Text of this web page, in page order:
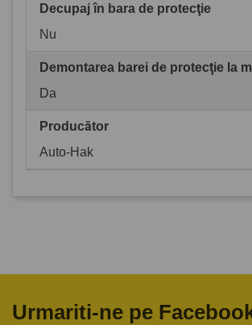
Decupaj în bara de protecţie
Nu
Demontarea barei de protecţie la
Da
Producător
Auto-Hak
Urmariti-ne pe